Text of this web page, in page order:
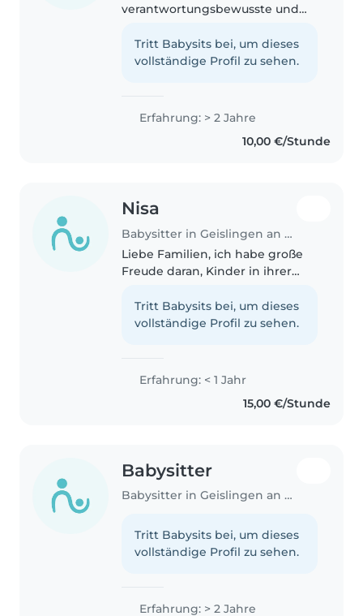
verantwortungsbewusste und
Jahren Erfahrun
Tritt Babysits bei, um dieses
vollständige Profil zu sehen.
Erfahrung: > 2 Jahre
10,00 €/Stunde
Nisa
Babysitter in Geislingen an der Steige
Liebe Familien, ich habe große
Freude daran, Kinder in ihrer
gemeinsam mit ihnen die Welt
zu entdecken. Ob Basteln,
Tritt Babysits bei, um dieses
vollständige Profil zu sehen.
Erfahrung: < 1 Jahr
15,00 €/Stunde
Babysitter
Babysitter in Geislingen an der Steige
Tritt Babysits bei, um dieses
vollständige Profil zu sehen.
Erfahrung: > 2 Jahre